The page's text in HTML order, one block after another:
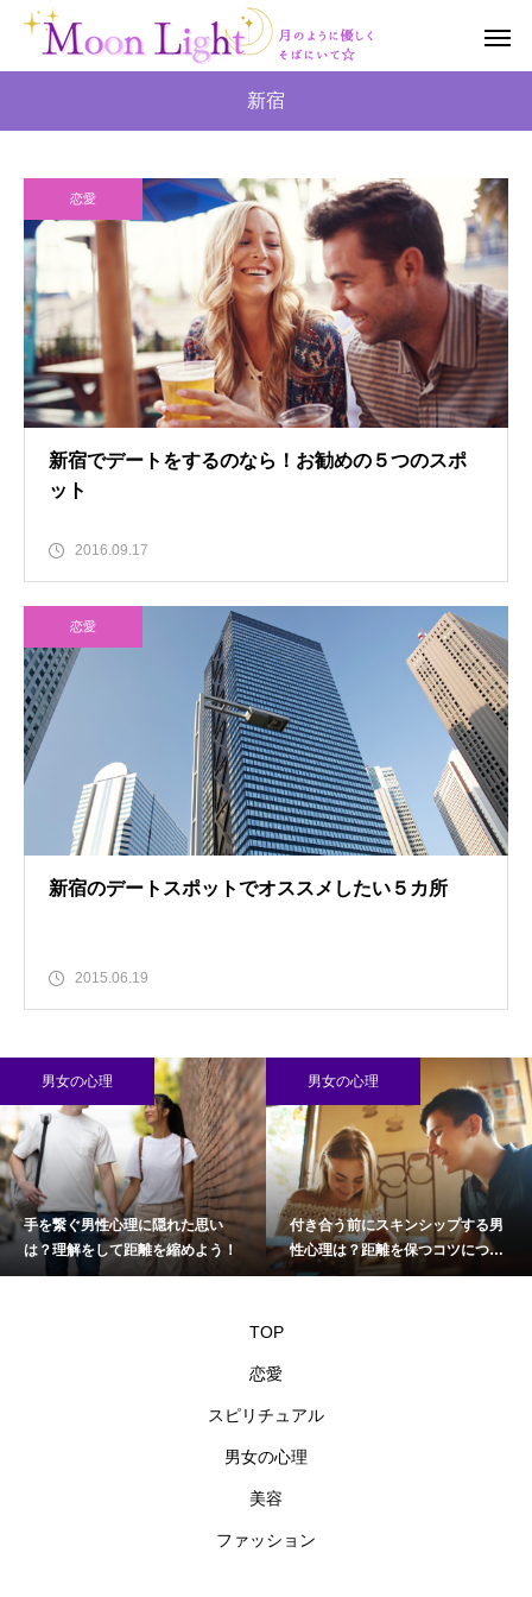
新宿
恋愛
新宿でデートをするのなら！お勧めの５つのスポ
ット
2016.09.17
恋愛
新宿のデートスポットでオススメしたい５カ所
2015.06.19
男性心理に隠れた思い
をして距離を縮めよう！
男女の心理
付き合う前にスキンシップする男
性心理は？距離を保つコツについ
て
男
職場で
を知る
TOP
恋愛
スピリチュアル
男女の心理
美容
ファッション